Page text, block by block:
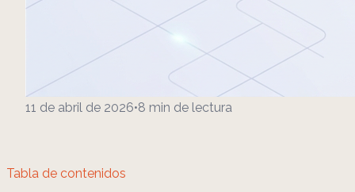
11 de abril de 2026•8 min de lectura
Tabla de contenidos